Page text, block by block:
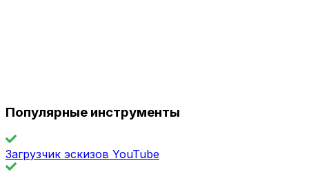
Популярные инструменты
Загрузчик эскизов YouTube